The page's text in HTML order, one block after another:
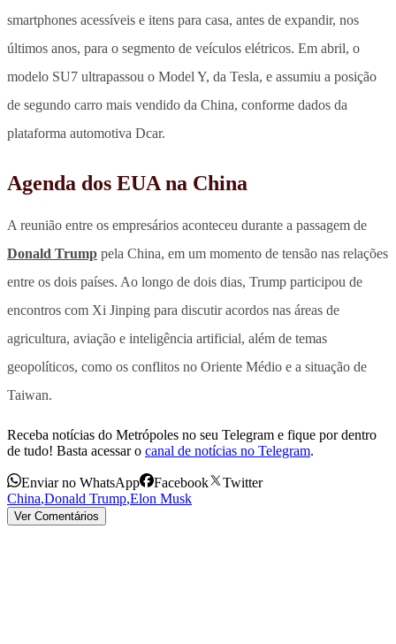
smartphones acessíveis e itens para casa, antes de expandir, nos
últimos anos, para o segmento de veículos elétricos. Em abril, o
modelo SU7 ultrapassou o Model Y, da Tesla, e assumiu a posição
de segundo carro mais vendido da China, conforme dados da
plataforma automotiva Dcar.
Agenda dos EUA na China
A reunião entre os empresários aconteceu durante a passagem de
Donald Trump pela China, em um momento de tensão nas relações
entre os dois países. Ao longo de dois dias, Trump participou de
encontros com Xi Jinping para discutir acordos nas áreas de
agricultura, aviação e inteligência artificial, além de temas
geopolíticos, como os conflitos no Oriente Médio e a situação de
Taiwan.
Receba notícias do Metrópoles no seu Telegram e fique por dentro
de tudo! Basta acessar o canal de notícias no Telegram.
Enviar no WhatsApp Facebook
Twitter
China,Donald Trump,Elon Musk
Ver Comentários